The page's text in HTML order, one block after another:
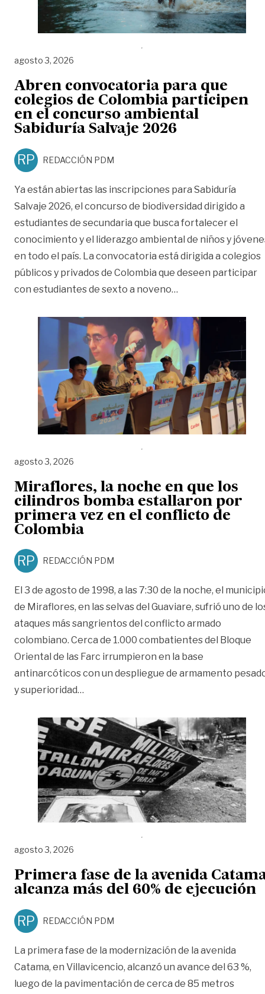
agosto 3, 2026
Abren convocatoria para que
colegios de Colombia participen
en el concurso ambiental
Sabiduría Salvaje 2026
RP REDACCIÓN PDM
Ya están abiertas las inscripciones para Sabiduría
Salvaje 2026, el concurso de biodiversidad dirigido a
estudiantes de secundaria que busca fortalecer el
conocimiento y el liderazgo ambiental de niños y
en todo el país. La convocatoria está dirigida a colegios
públicos y privados de Colombia que deseen participar
con estudiantes de sexto a noveno…
agosto 3, 2026
Miraflores, la noche en que los
cilindros bomba estallaron por
primera vez en el conflicto de
Colombia
RP REDACCIÓN PDM
El 3 de agosto de 1998, a las 7:30 de la noche, el
de Miraflores, en las selvas del Guaviare, sufrió uno de
ataques más sangrientos del conflicto armado
colombiano. Cerca de 1.000 combatientes del Bloque
Oriental de las Farc irrumpieron en la base
antinarcóticos con un despliegue de armamento
y superioridad…
agosto 3, 2026
Primera fase de la avenida
alcanza más del 60% de ejecución
RP REDACCIÓN PDM
La primera fase de la modernización de la avenida
Catama, en Villavicencio, alcanzó un avance del 63 %,
luego de la pavimentación de cerca de 85 metros